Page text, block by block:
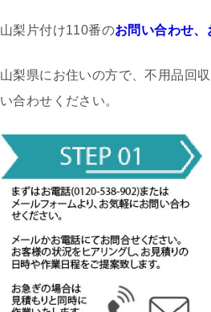
山梨片付け110番のお問い合わせ
山梨県にお住いの方で、不用品回
い合わせください。